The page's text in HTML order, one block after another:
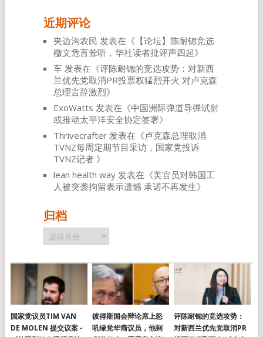
近期评论
夹边沟农民 发表在《 【论坛】陈耐锶竞选
檄文危言耸听，华社读者批评声四起》
车发表在《评陈耐锶的竞选攻势：对新西
兰优先党取消PR投票权猛烈开火 对卢克森
总理言辞激烈》
ExoWatts 发表在《中国洲际弹道导弹试射
或推动太平洋安全协定签署》
Thrivecrafter发表在《卢克森总理取消
TVNZ每周定期节目采访，国家党投诉
TVNZ记者 》
lean health way发表在《美官员对韩国工
人被突袭拘留表示遗憾 承诺不再发生》
归档
归
档
国家党议员TIM VAN
DE MOLEN 提交议案 -
彼得斯国会辩论席上怒
吼绿党华裔议员，他到
评陈耐锶的竞选攻势：
对新西兰优先党取消PR